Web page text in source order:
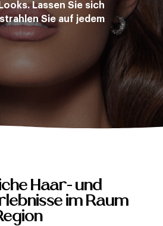
Lassen Sie sich
Sie auf jedem
Haar- und
im Raum